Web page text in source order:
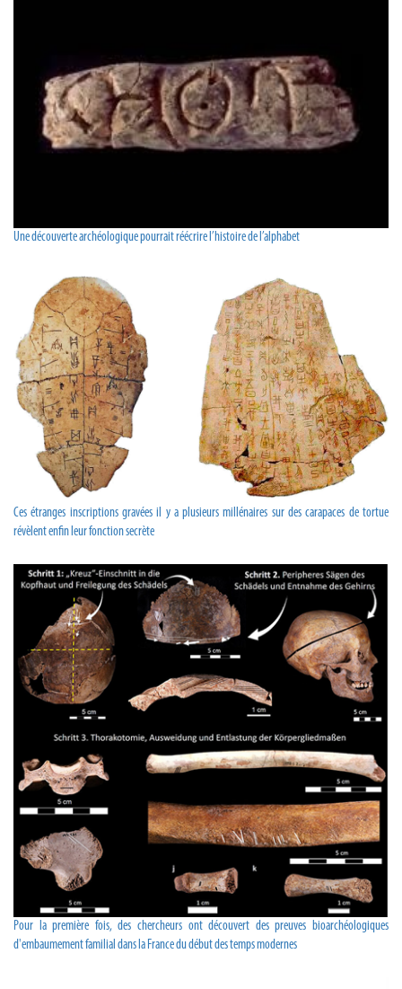
Une découverte archéologique pourrait réécrire l’histoire de l’alphabet
Ces étranges inscriptions gravées il y a plusieurs millénaires sur des carapaces de tortue
révèlent enfin leur fonction secrète
Pour la première fois, des chercheurs ont découvert des preuves bioarchéologiques
d'embaumement familial dans la France du début des temps modernes